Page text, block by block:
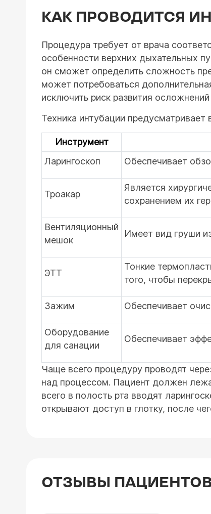
КАК ПРОВОДИТСЯ
Процедура требует от врача
особенности верхних дыхательных
он сможет определить сложность
может потребоваться
исключить риск развития
Техника интубации
Инструмент
Ларингоскоп
Обеспечивает
Троакар
Является
сохранением их
Вентиляционный
мешок
Имеет вид груши
ЭТТ
Тонкие
того, чтобы
Зажим Обеспечивает
Оборудование
для санации
Обеспечивает
Чаще всего процедуру проводят
над процессом. Пациент должен
всего в полость рта вводят
открывают доступ в глотку, после
ОТЗЫВЫ